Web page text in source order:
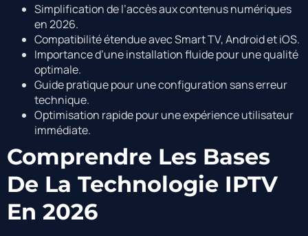
Simplification de l’accès aux contenus numériques
en 2026.
Compatibilité étendue avec Smart TV, Android et iOS.
Importance d’une installation fluide pour une qualité
optimale.
Guide pratique pour une configuration sans erreur
technique.
Optimisation rapide pour une expérience utilisateur
immédiate.
Comprendre Les Bases
De La Technologie IPTV
En 2026